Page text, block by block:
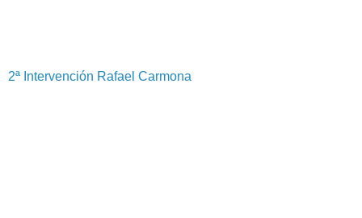
2ª Intervención Rafael Carmona